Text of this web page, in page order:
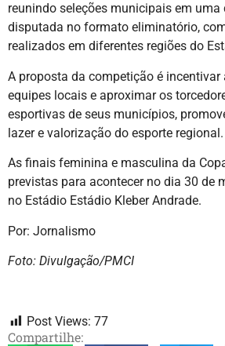
reunindo seleções municipais em
disputada no formato eliminatório,
realizados em diferentes regiões do
A proposta da competição é
equipes locais e aproximar os
esportivas de seus municípios,
lazer e valorização do esporte regional.
As finais feminina e masculina da
previstas para acontecer no dia 30 de
no Estádio Estádio Kleber Andrade.
Por: Jornalismo
Foto: Divulgação/PMCI
Post Views: 77
Compartilhe: